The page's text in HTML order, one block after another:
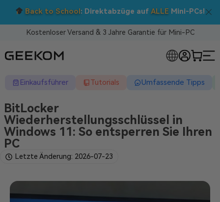
Nutzen Sie den Code BTS05 im Warenkorb.
Kostenloser Versand & 3 Jahre Garantie für Mini-PC
Einkaufsführer Tutorials Umfassende Tipps
BitLocker
Wiederherstellungsschlüssel in
Windows 11: So entsperren Sie Ihren
PC
Letzte Änderung: 2026-07-23
MINI-PCS